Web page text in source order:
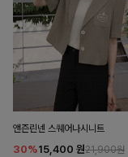
앤즌린넨 스퀘어나시니트
30%15,400 원21,900원